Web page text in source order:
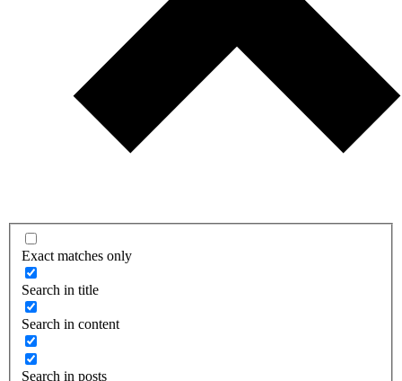
Exact matches only
Search in title
Search in content
Search in posts